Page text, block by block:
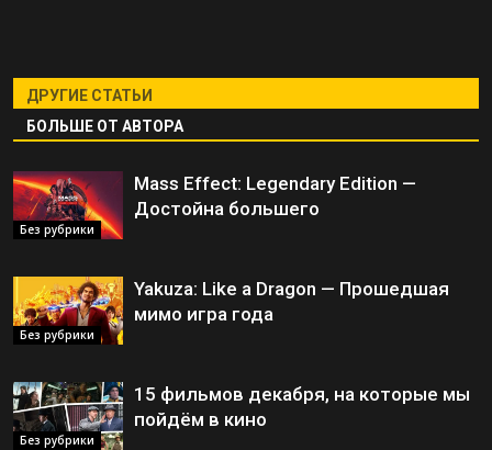
ДРУГИЕ СТАТЬИ
БОЛЬШЕ ОТ АВТОРА
Без рубрики
Mass Effect: Legendary Edition —
Достойна большего
Без рубрики
Yakuza: Like a Dragon — Прошедшая
мимо игра года
Без рубрики
15 фильмов декабря, на которые мы
пойдём в кино